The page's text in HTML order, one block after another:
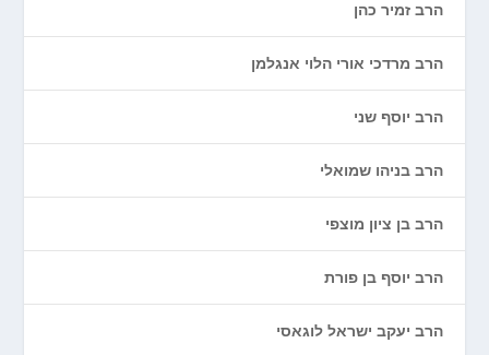
הרב זמיר כהן
הרב מרדכי אורי הלוי אנגלמן
הרב יוסף שני
הרב בניהו שמואלי
הרב בן ציון מוצפי
הרב יוסף בן פורת
הרב יעקב ישראל לוגאסי